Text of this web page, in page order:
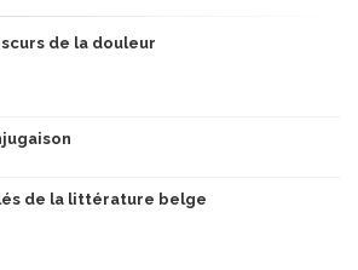
de la douleur
de la littérature belge